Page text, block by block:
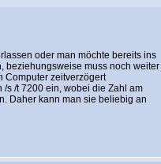
oder man möchte bereits ins
beziehungsweise muss noch weiter
Computer zeitverzögert
/s /t 7200 ein, wobei die Zahl am
Daher kann man sie beliebig an